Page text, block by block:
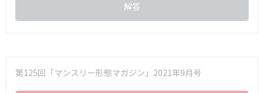
解答
第125回「マンスリー形態マガジン」2021年9月号